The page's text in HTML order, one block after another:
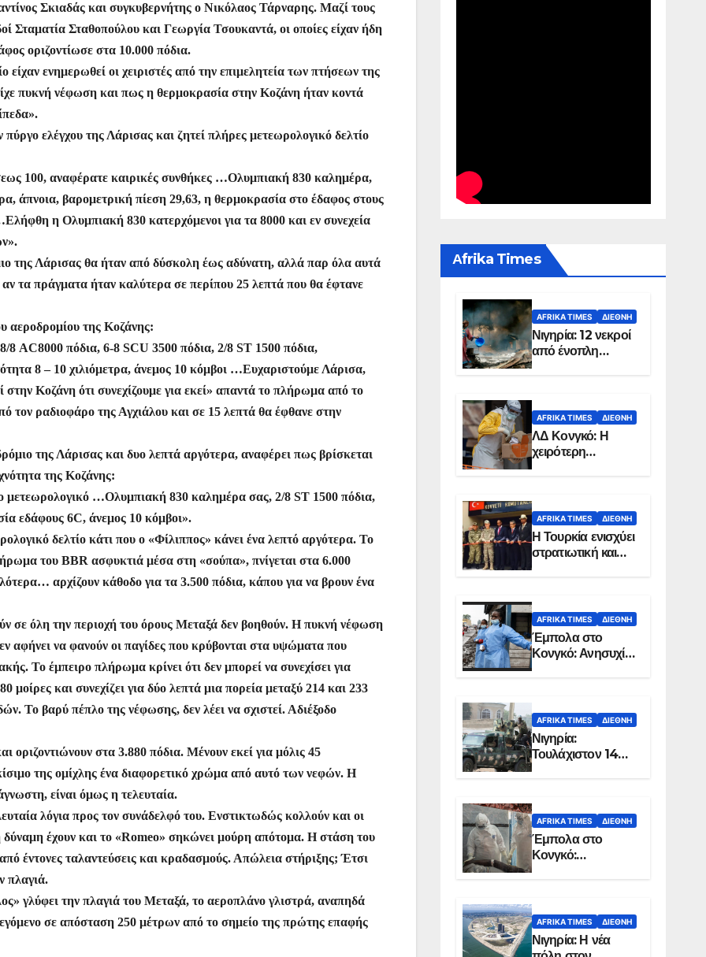
Σκιαδάς και συγκυβερνήτης ο Νικόλαος Τάρναρης. Μαζί τους
Σταματία Σταθοπούλου και Γεωργία Τσουκαντά, οι οποίες είχαν ήδη
οριζοντίωσε στα 10.000 πόδια.
ενημερωθεί οι χειριστές από την επιμελητεία των πτήσεων της
πυκνή νέφωση και πως η θερμοκρασία στην Κοζάνη ήταν κοντά
ελέγχου της Λάρισας και ζητεί πλήρες μετεωρολογικό δελτίο
100, αναφέρατε καιρικές συνθήκες …Ολυμπιακή 830 καλημέρα,
άπνοια, βαρομετρική πίεση 29,63, η θερμοκρασία στο έδαφος στους
η Ολυμπιακή 830 κατερχόμενοι για τα 8000 και εν συνεχεία
της Λάρισας θα ήταν από δύσκολη έως αδύνατη, αλλά παρ όλα αυτά
τα πράγματα ήταν καλύτερα σε περίπου 25 λεπτά που θα έφτανε
αεροδρομίου της Κοζάνης:
AC8000 πόδια, 6-8 SCU 3500 πόδια, 2/8 ST 1500 πόδια,
8 – 10 χιλιόμετρα, άνεμος 10 κόμβοι …Ευχαριστούμε Λάρισα,
Κοζάνη ότι συνεχίζουμε για εκεί» απαντά το πλήρωμα από το
τον ραδιοφάρο της Αγχιάλου και σε 15 λεπτά θα έφθανε στην
της Λάρισας και δυο λεπτά αργότερα, αναφέρει πως βρίσκεται
της Κοζάνης:
μετεωρολογικό …Ολυμπιακή 830 καλημέρα σας, 2/8 ST 1500 πόδια,
εδάφους 6C, άνεμος 10 κόμβοι».
δελτίο κάτι που ο «Φίλιππος» κάνει ένα λεπτό αργότερα. Το
του BBR ασφυκτιά μέσα στη «σούπα», πνίγεται στα 6.000
αρχίζουν κάθοδο για τα 3.500 πόδια, κάπου για να βρουν ένα
σε όλη την περιοχή του όρους Μεταξά δεν βοηθούν. Η πυκνή νέφωση
αφήνει να φανούν οι παγίδες που κρύβονται στα υψώματα που
Το έμπειρο πλήρωμα κρίνει ότι δεν μπορεί να συνεχίσει για
μοίρες και συνεχίζει για δύο λεπτά μια πορεία μεταξύ 214 και 233
Το βαρύ πέπλο της νέφωσης, δεν λέει να σχιστεί. Αδιέξοδο
στα 3.880 πόδια. Μένουν εκεί για μόλις 45
της ομίχλης ένα διαφορετικό χρώμα από αυτό των νεφών. Η
είναι όμως η τελευταία.
λόγια προς τον συνάδελφό του. Ενστικτωδώς κολλούν και οι
δύναμη έχουν και το «Romeo» σηκώνει μούρη απότομα. Η στάση του
έντονες ταλαντεύσεις και κραδασμούς. Απώλεια στήριξης; Έτσι
πλαγιά.
γλύφει την πλαγιά του Μεταξά, το αεροπλάνο γλιστρά, αναπηδά
σε απόσταση 250 μέτρων από το σημείο της πρώτης επαφής
Αfrika Times
AFRIKA TIMES ΔΙΕΘΝΉ
Νιγηρία: 12 νεκροί
από ένοπλη
επίθεση σε χωριό
AFRIKA TIMES ΔΙΕΘΝΉ
ΛΔ Κονγκό: Η
χειρότερη
επιδημία Έμπολα
χώρας
AFRIKA TIMES ΔΙΕΘΝΉ
Η Τουρκία ενισχύει
στρατιωτική και
ενεργειακή
Σομαλία
AFRIKA TIMES ΔΙΕΘΝΉ
Έμπολα στο
Κονγκό: Ανησυχία
για τη μεγάλη
AFRIKA TIMES ΔΙΕΘΝΉ
Νιγηρία:
Τουλάχιστον 14
νεκροί από
στην Οτούκπο
AFRIKA TIMES ΔΙΕΘΝΉ
Έμπολα στο
Κονγκό:
Ξεπέρασαν τους
AFRIKA TIMES ΔΙΕΘΝΉ
Νιγηρία: Η νέα